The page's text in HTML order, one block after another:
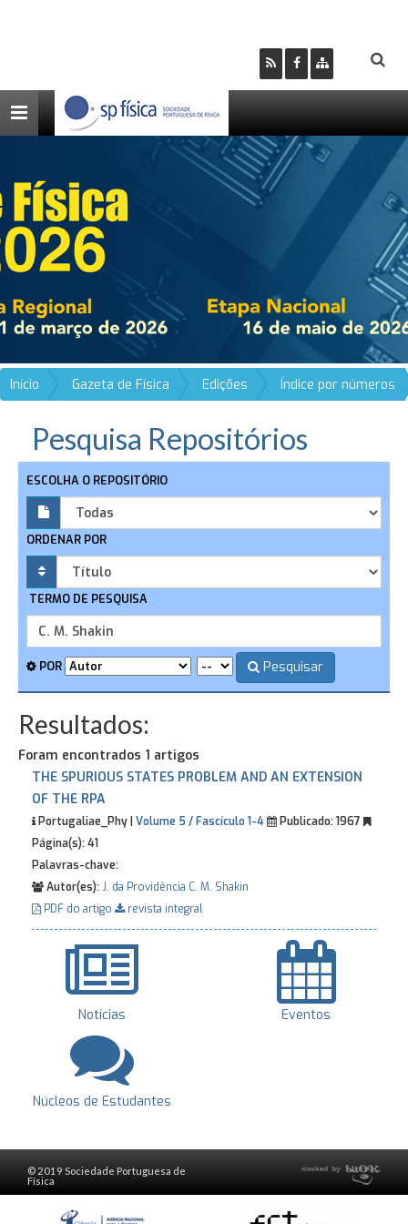
Toggle
navigation
Início Gazeta de Física Edições Índice por números
Pesquisa Repositórios
ESCOLHA O REPOSITÓRIO
ORDENAR POR
TERMO DE PESQUISA
POR Pesquisar
Resultados:
Foram encontrados 1 artigos
THE SPURIOUS STATES PROBLEM AND AN EXTENSION
OF THE RPA
Portugaliae_Phy | Volume 5 / Fascículo 1-4 Publicado:1967
Página(s):41
Palavras-chave:
Autor(es):J. da Providência C. M. Shakin
PDF do artigo
revista integral
Notícias Eventos
Núcleos de Estudantes
© 2019 Sociedade Portuguesa de
Física